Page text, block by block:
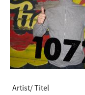
Artist Titel